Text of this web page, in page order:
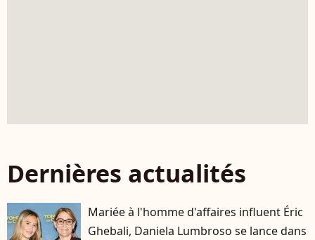
Dernières actualités
Mariée à l'homme d'affaires influent Éric
Ghebali, Daniela Lumbroso se lance dans